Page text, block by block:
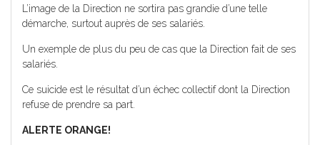
L’image de la Direction ne sortira pas grandie d’une telle
démarche, surtout auprès de ses salariés.
Un exemple de plus du peu de cas que la Direction fait de ses
salariés.
Ce suicide est le résultat d’un échec collectif dont la Direction
refuse de prendre sa part.
ALERTE ORANGE!